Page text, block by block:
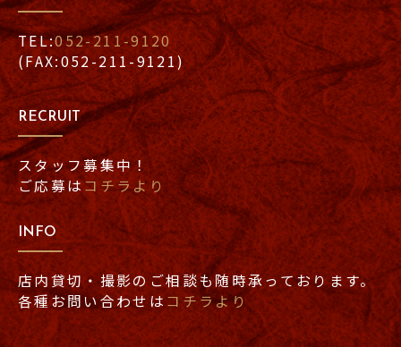
TEL:052-211-9120
(FAX:052-211-9121)
RECRUIT
スタッフ募集中！
ご応募はコチラより
INFO
店内貸切・撮影のご相談も随時承っております。
各種お問い合わせはコチラより